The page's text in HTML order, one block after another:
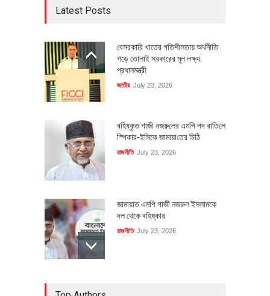
Latest Posts
বেসরকারি খাতের গতিশীলতায় অর্থনীতি
গড়ে তোলাই সরকারের মূল লক্ষ্য:
প্রধানমন্ত্রী
জাতীয় July 23, 2026
বহিষ্কৃত গাজী নজরু‌লের এম‌পি পদ বা‌তি‌লে
স্পিকার-ইসিকে জামায়া‌তের চি‌ঠি
রাজনীতি July 23, 2026
জামায়াত এমপি গাজী নজরুল ইসলামকে
দল থেকে বহিষ্কার
রাজনীতি July 23, 2026